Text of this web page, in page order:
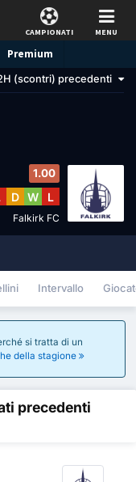
CAMPIONATI MENU
Premium
(scontri) precedenti
1.00
D W L
Falkirk FC
Intervallo
si tratta di un
della stagione
precedenti